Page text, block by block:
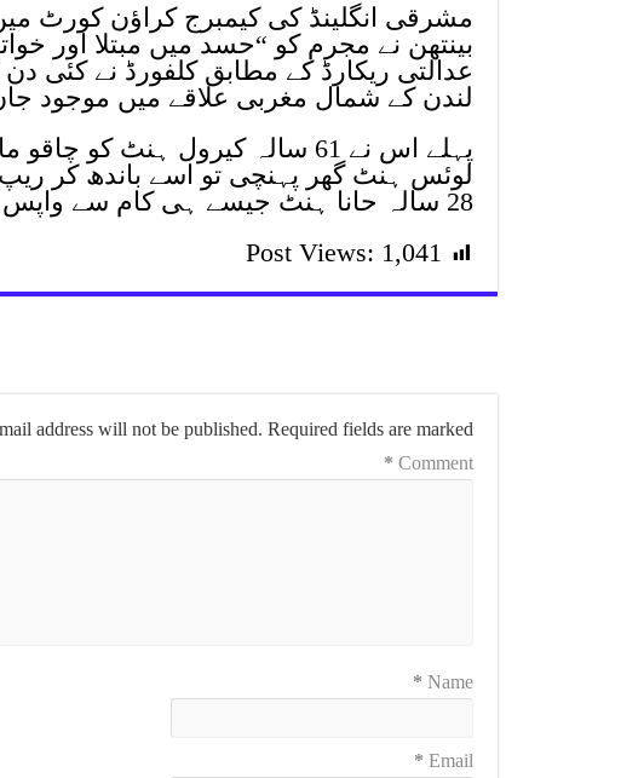
مشرقی انگلینڈ کی کیمبرج کراؤن کورٹ
بینتھن نے مجرم کو “حسد میں مبتلا اور
لندن کے شمال مغربی علاقے میں موجود
لوئس ہنٹ گھر پہنچی تو اسے باندھ کر ریپ
28 سالہ حانا ہنٹ جیسے ہی کام سے واپس آئی، اسے بھی وحشیانہ انداز میں قتل کر دیا۔
Post Views: 1,041
address will not be published. Required fields are marked
Comment
*
Name
*
Email
*